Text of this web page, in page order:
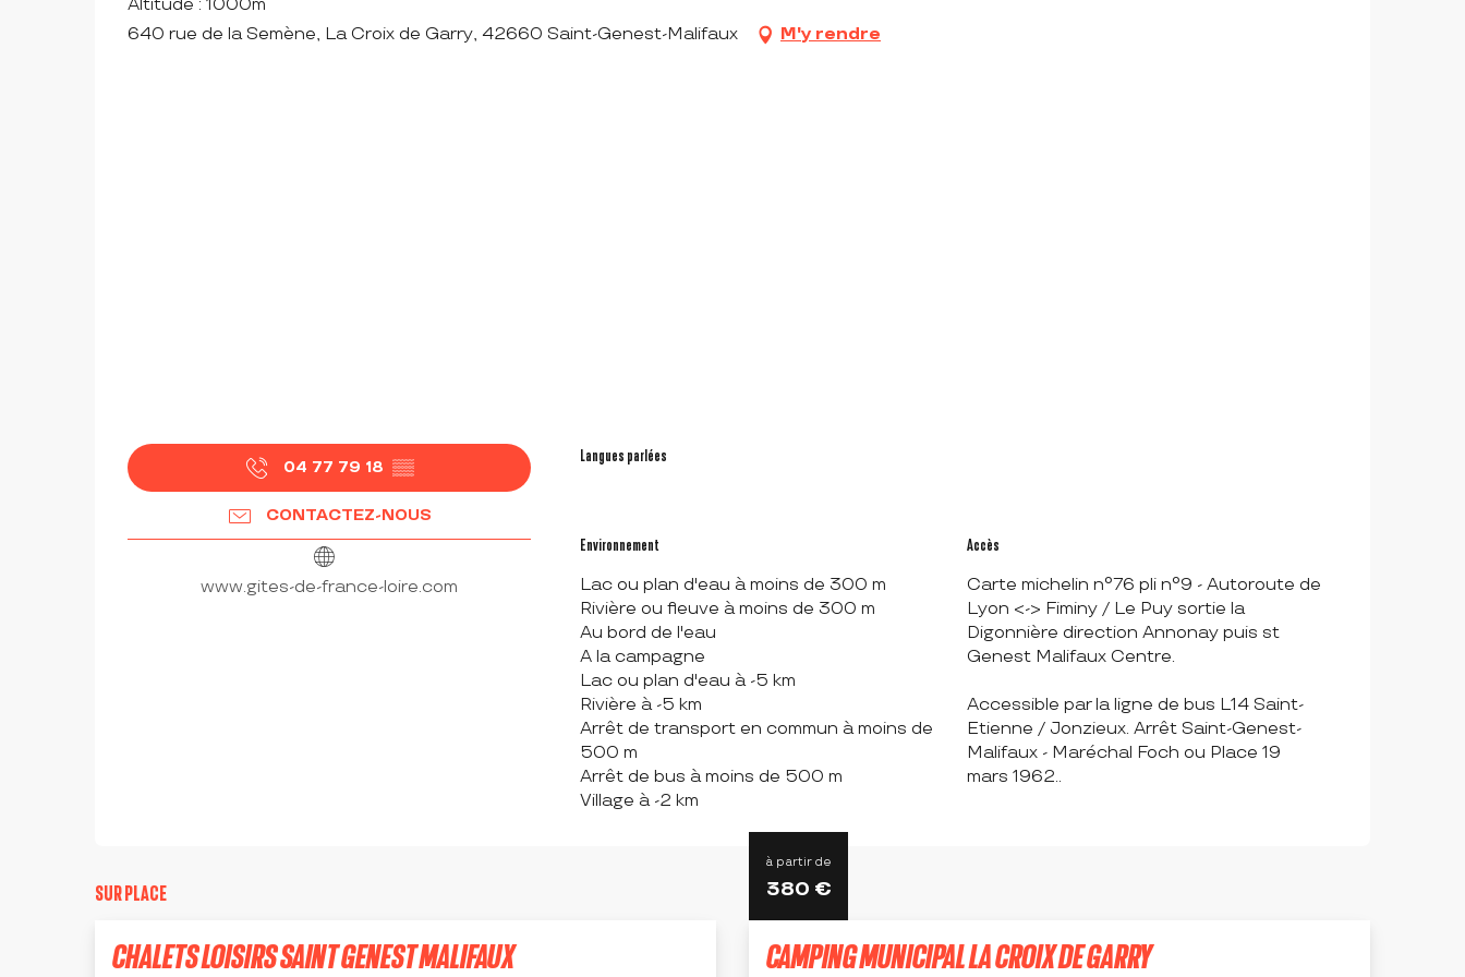
Altitude : 1000m
640 rue de la Semène, La Croix de Garry, 42660 Saint-Genest-Malifaux
M'y rendre
04 77 79 18 ▒▒
CONTACTEZ-NOUS
www.gites-de-france-loire.com
Langues parlées
Langues parlées
Environnement
Environnement
Lac ou plan d'eau à moins de 300 m
Rivière ou fleuve à moins de 300 m
Au bord de l'eau
A la campagne
Lac ou plan d'eau à -5 km
Rivière à -5 km
Arrêt de transport en commun à moins de
500 m
Arrêt de bus à moins de 500 m
Village à -2 km
Accès
Accès
Carte michelin n°76 pli n°9 - Autoroute de
Lyon <-> Fiminy / Le Puy sortie la
Digonnière direction Annonay puis st
Genest Malifaux Centre.
Accessible par la ligne de bus L14 Saint-
Etienne / Jonzieux. Arrêt Saint-Genest-
Malifaux - Maréchal Foch ou Place 19
mars 1962..
SUR PLACE
CHALETS LOISIRS SAINT GENEST MALIFAUX
à partir de
380 €
CAMPING MUNICIPAL LA CROIX DE GARRY